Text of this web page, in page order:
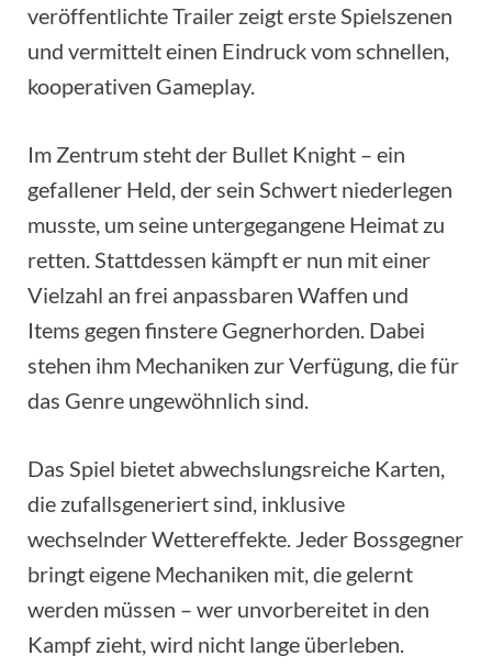
veröffentlichte Trailer zeigt erste Spielszenen
und vermittelt einen Eindruck vom schnellen,
kooperativen Gameplay.
Im Zentrum steht der Bullet Knight – ein
gefallener Held, der sein Schwert niederlegen
musste, um seine untergegangene Heimat zu
retten. Stattdessen kämpft er nun mit einer
Vielzahl an frei anpassbaren Waffen und
Items gegen finstere Gegnerhorden. Dabei
stehen ihm Mechaniken zur Verfügung, die für
das Genre ungewöhnlich sind.
Das Spiel bietet abwechslungsreiche Karten,
die zufallsgeneriert sind, inklusive
wechselnder Wettereffekte. Jeder Bossgegner
bringt eigene Mechaniken mit, die gelernt
werden müssen – wer unvorbereitet in den
Kampf zieht, wird nicht lange überleben.